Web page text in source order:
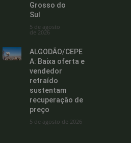
Grosso do
Sul
5 de agosto
de 2026
ALGODÃO/CEPE
A: Baixa oferta e
vendedor
retraído
sustentam
recuperação de
preço
5 de agosto de 2026